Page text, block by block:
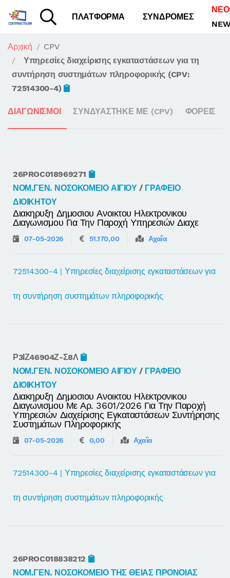
ΠΛΑΤΦΟΡΜΑ ΣΥΝΔΡΟΜΕΣ
Αρχική
CPV
Υπηρεσίες διαχείρισης εγκαταστάσεων για τη
συντήρηση συστημάτων πληροφορικής (CPV:
72514300-4)
ΔΙΑΓΩΝΙΣΜΟΙ ΣΥΝΔΥΑΣΤΗΚΕ ΜΕ (CPV) ΦΟΡΕΙΣ
26PROC018969271
ΝΟΜ.ΓΕΝ. ΝΟΣΟΚΟΜΕΙΟ ΑΙΓΙΟΥ/ ΓΡΑΦΕΙΟ
ΔΙΟΙΚΗΤΟΥ
Διακηρυξη Δημοσιου Ανοικτου Ηλεκτρονικου
Διαγωνισμου Για Την Παροχή Υπηρεσιών Διαχε
07-05-2026 51.170,00 Αχαΐα
72514300-4 | Υπηρεσίες διαχείρισης εγκαταστάσεων για
τη συντήρηση συστημάτων πληροφορικής
Ρ3ΙΖ46904Ζ-Σ8Λ
ΝΟΜ.ΓΕΝ. ΝΟΣΟΚΟΜΕΙΟ ΑΙΓΙΟΥ/ ΓΡΑΦΕΙΟ
ΔΙΟΙΚΗΤΟΥ
Διακηρυξη Δημοσιου Ανοικτου Ηλεκτρονικου
Διαγωνισμου Με Αρ. 3601/2026 Για Την Παροχή
Υπηρεσιών Διαχείρισης Εγκαταστάσεων Συντήρησης
Συστημάτων Πληροφορικής
07-05-2026 0,00 Αχαΐα
72514300-4 | Υπηρεσίες διαχείρισης εγκαταστάσεων για
τη συντήρηση συστημάτων πληροφορικής
26PROC018838212
ΝΟΜ.ΓΕΝ. ΝΟΣΟΚΟΜΕΙΟ ΤΗΣ ΘΕΙΑΣ ΠΡΟΝΟΙΑΣ